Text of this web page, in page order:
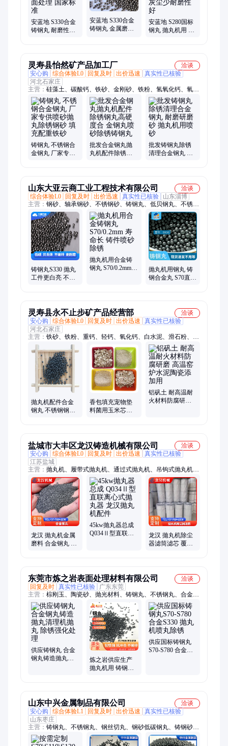
安蓝地 S330合金
铸钢丸 耐磨性好
安蓝地 S330合金
铸钢丸 金属磨料
安蓝地 S280国标
钢丸 抛丸机用 金
灵寿县怡然矿产品加工厂
洽谈
安心购
综合体验L0 回复及时 出价迅速
真实性已核验
河北石家庄
主营： 硅藻土、碳酸钙、铁砂、金刚砂、铁粉、氢氧化钙、氧化
钙、滑石粉、煅烧滑石粉、膨润土、黄土红土、硅灰、活性白
土、石英粉、高岭土、煅烧高岭土、沸石粉、莫来砂、珍珠岩
粉、贝壳粉、凹凸棒土、远红外粉、玻璃粉、萤石粉
铸钢丸 不锈钢合
金钢丸 厂家专供
批发合金钢丸抛
丸机配件除锈钢
批发铸钢丸除锈
清理合金钢丸 耐
山东大亚云商工业工程技术有限公司
洽谈
综合体验L0
回复及时 出价迅速 真实性已核验
山东淄博
主营： 钢砂、轴承钢砂、不锈钢砂、铸钢丸、低贝钢丸、不锈钢
丸、合金磨头、合金磨轮、切磨片、无刷角磨机
铸钢丸S330 抛丸
工件更白亮 不破
抛丸机用合金铸
钢丸 S70/0.2mm
抛丸机用钢丸 铸
钢合金丸 S70直径
灵寿县永不止步矿产品经营部
洽谈
安心购
综合体验L0 回复及时 出价迅速
真实性已核验
河北石家庄
主营： 铁砂、铁粉、重钙、轻钙、氧化钙、白水泥、滑石粉、膨
润土、红土黄土、硅灰、硅藻土、活性白土、萤石粉、石英粉、
重晶石粉、高岭土、沸石粉、莫来砂、珍珠岩粉、膨润土猫砂、
赤铁粉、粉煤灰、锰砂、石英砂
抛丸机配件合金
钢丸 不锈钢钢丸
香包填充宠物垫
料菌用玉米芯颗
铝矾土 耐高温耐
火材料防腐研磨
盐城市大丰区龙汉铸造机械有限公司
洽谈
安心购
综合体验L0 回复及时 出价迅速
真实性已核验
江苏盐城
主营： 抛丸机、履带式抛丸机、通过式抛丸机、吊钩式抛丸机、
网带式抛丸机、钢结构抛丸机、石材抛丸机、钢管抛丸机、不锈
钢丸、合金钢丸、抛丸机总成、叶片、喷砂机、喷砂房
龙汉 抛丸机金属
磨料 合金钢丸 钢
45kw抛丸器总成
Q034Ⅱ型直联离
龙汉 拋丸机除尘
器滤筒滤芯 覆膜
东莞市炼之岩表面处理材料有限公司
洽谈
回复及时 真实性已核验
广东东莞
主营： 棕刚玉、陶瓷砂、抛光材料、铸钢丸、不锈钢丸、合金钢
砂、合金棱角钢砂、轴承钢砂、圆角钢砂、除锈钢砂、钢砂
供应铸钢丸 合金
钢丸铸造抛丸清
炼之岩供应生产
抛丸机用 铸钢丸
供应国标铸钢丸
S70-S780 合金
山东中兴金属制品有限公司
洽谈
安心购
综合体验L1 回复及时 出价迅速
真实性已核验
山东枣庄
主营： 铸钢丸、不锈钢丸、钢丝切丸、钢砂低碳钢丸、铸钢砂、
不锈钢研磨丸、研磨丸、钢丸钢丝切丸